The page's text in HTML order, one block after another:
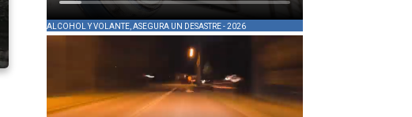
ALCOHOL Y VOLANTE, ASEGURA UN DESASTRE - 2026